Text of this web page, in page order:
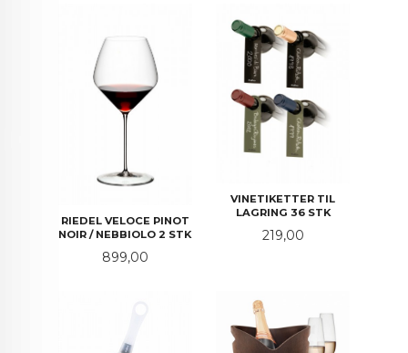
RIEDEL VELOCE PINOT
NOIR / NEBBIOLO 2 STK
Pris
899,00
VINETIKETTER TIL
LAGRING 36 STK
Pris
219,00